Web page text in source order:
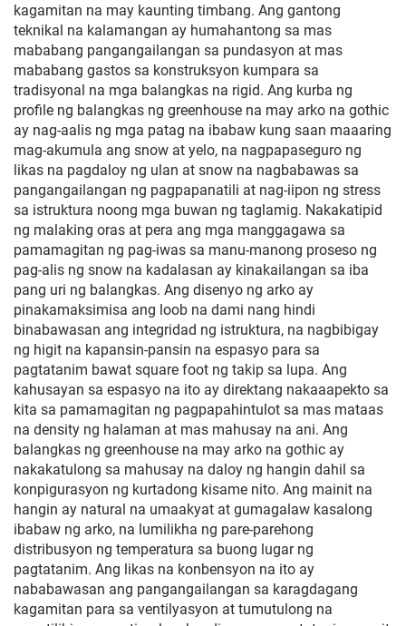
kagamitan na may kaunting timbang. Ang gantong
teknikal na kalamangan ay humahantong sa mas
mababang pangangailangan sa pundasyon at mas
mababang gastos sa konstruksyon kumpara sa
tradisyonal na mga balangkas na rigid. Ang kurba ng
profile ng balangkas ng greenhouse na may arko na gothic
ay nag-aalis ng mga patag na ibabaw kung saan maaaring
mag-akumula ang snow at yelo, na nagpapaseguro ng
likas na pagdaloy ng ulan at snow na nagbabawas sa
pangangailangan ng pagpapanatili at nag-iipon ng stress
sa istruktura noong mga buwan ng taglamig. Nakakatipid
ng malaking oras at pera ang mga manggagawa sa
pamamagitan ng pag-iwas sa manu-manong proseso ng
pag-alis ng snow na kadalasan ay kinakailangan sa iba
pang uri ng balangkas. Ang disenyo ng arko ay
pinakamaksimisa ang loob na dami nang hindi
binabawasan ang integridad ng istruktura, na nagbibigay
ng higit na kapansin-pansin na espasyo para sa
pagtatanim bawat square foot ng takip sa lupa. Ang
kahusayan sa espasyo na ito ay direktang nakaaapekto sa
kita sa pamamagitan ng pagpapahintulot sa mas mataas
na density ng halaman at mas mahusay na ani. Ang
balangkas ng greenhouse na may arko na gothic ay
nakakatulong sa mahusay na daloy ng hangin dahil sa
konpigurasyon ng kurtadong kisame nito. Ang mainit na
hangin ay natural na umaakyat at gumagalaw kasalong
ibabaw ng arko, na lumilikha ng pare-parehong
distribusyon ng temperatura sa buong lugar ng
pagtatanim. Ang likas na konbensyon na ito ay
nababawasan ang pangangailangan sa karagdagang
kagamitan para sa ventilyasyon at tumutulong na